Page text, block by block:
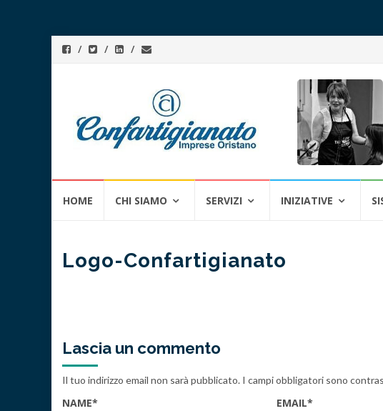
HOME CHI SIAMO SERVIZI INIZIATIVE
Logo-Confartigianato
Lascia un commento
Il tuo indirizzo email non sarà pubblicato. I campi obbligatori sono
NAME* EMAIL*